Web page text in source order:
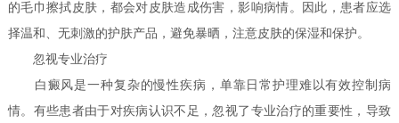
的毛巾擦拭皮肤，都会对皮肤造成伤害，影响病情。因此，患者应选
择温和、无刺激的护肤产品，避免暴晒，注意皮肤的保湿和保护。
忽视专业治疗
白癜风是一种复杂的慢性疾病，单靠日常护理难以有效控制病
情。有些患者由于对疾病认识不足，忽视了专业治疗的重要性，导致